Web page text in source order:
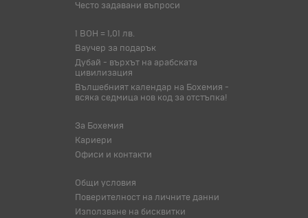
Често задавани въпроси
1 BOH = 1,01 лв.
Ваучер за подарък
Дубай - върхът на арабската
цивилизация
Вълшебният календар на Бохемия -
всяка седмица нов код за отстъпка!
За Бохемия
Кариери
Офиси и контакти
Общи условия
Поверителност на личните данни
Използване на бисквитки